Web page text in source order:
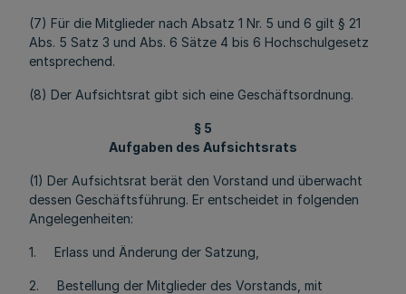
(7) Für die Mitglieder nach Absatz 1 Nr. 5 und 6 gilt § 21
Abs. 5 Satz 3 und Abs. 6 Sätze 4 bis 6 Hochschulgesetz
entsprechend.
(8) Der Aufsichtsrat gibt sich eine Geschäftsordnung.
§ 5
Aufgaben des Aufsichtsrats
(1) Der Aufsichtsrat berät den Vorstand und überwacht
dessen Geschäftsführung. Er entscheidet in folgenden
Angelegenheiten:
1. Erlass und Änderung der Satzung,
2. Bestellung der Mitglieder des Vorstands, mit